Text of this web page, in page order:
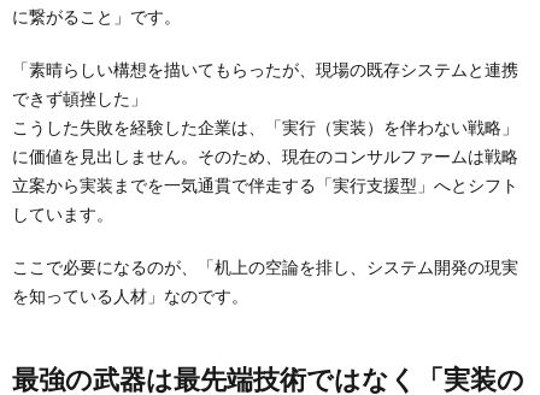
に繋がること」です。
「素晴らしい構想を描いてもらったが、現場の既存システムと連携
できず頓挫した」
こうした失敗を経験した企業は、「実行（実装）を伴わない戦略」
に価値を見出しません。そのため、現在のコンサルファームは戦略
立案から実装までを一気通貫で伴走する「実行支援型」へとシフト
しています。
ここで必要になるのが、「机上の空論を排し、システム開発の現実
を知っている人材」なのです。
最強の武器は最先端技術ではなく「実装の